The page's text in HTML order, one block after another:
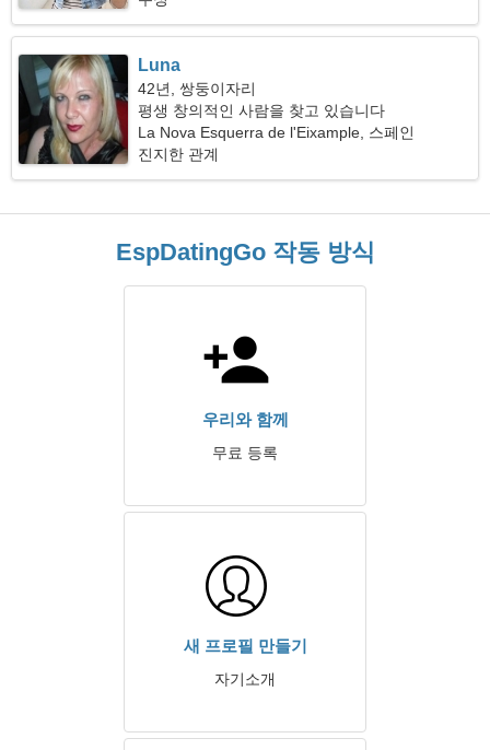
Luna
42년, 쌍둥이자리
평생 창의적인 사람을 찾고 있습니다
La Nova Esquerra de l'Eixample, 스페인
진지한 관계
EspDatingGo 작동 방식
우리와 함께
무료 등록
새 프로필 만들기
자기소개